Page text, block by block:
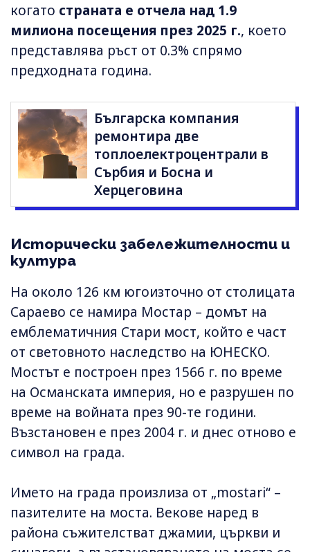
когато страната е отчела над 1.9
милиона посещения през 2025 г., което
представлява ръст от 0.3% спрямо
предходната година.
Българска компания
ремонтира две
топлоелектроцентрали в
Сърбия и Босна и
Херцеговина
Исторически забележителности и
култура
На около 126 км югоизточно от столицата
Сараево се намира Мостар – домът на
емблематичния Стари мост, който е част
от световното наследство на ЮНЕСКО.
Мостът е построен през 1566 г. по време
на Османската империя, но е разрушен по
време на войната през 90-те години.
Възстановен е през 2004 г. и днес отново е
символ на града.
Името на града произлиза от „mostari“ –
пазителите на моста. Векове наред в
района съжителстват джамии, църкви и